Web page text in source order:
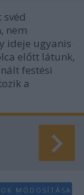
svéd
nem
ideje ugyanis
előtt látunk,
festési
a
MÓDOSÍTÁSA